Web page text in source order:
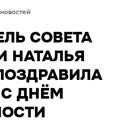
СОВЕТА
НАТАЛЬЯ
ДНЁМ